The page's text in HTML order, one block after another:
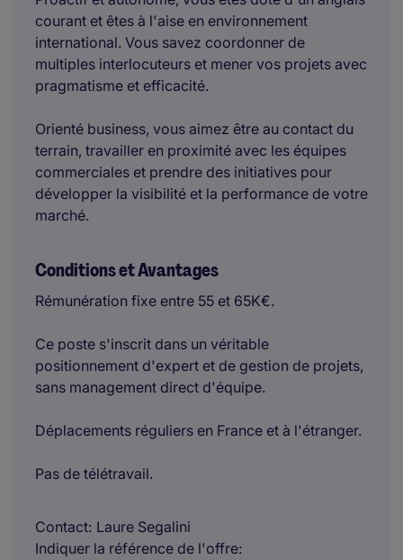
courant et êtes à l'aise en environnement
international. Vous savez coordonner de
multiples interlocuteurs et mener vos projets avec
pragmatisme et efficacité.
Orienté business, vous aimez être au contact du
terrain, travailler en proximité avec les équipes
commerciales et prendre des initiatives pour
développer la visibilité et la performance de votre
marché.
Conditions et Avantages
Rémunération fixe entre 55 et 65K€.
Ce poste s'inscrit dans un véritable
positionnement d'expert et de gestion de projets,
sans management direct d'équipe.
Déplacements réguliers en France et à l'étranger.
Pas de télétravail.
Contact Laure Segalini
Indiquer la référence de l'offre